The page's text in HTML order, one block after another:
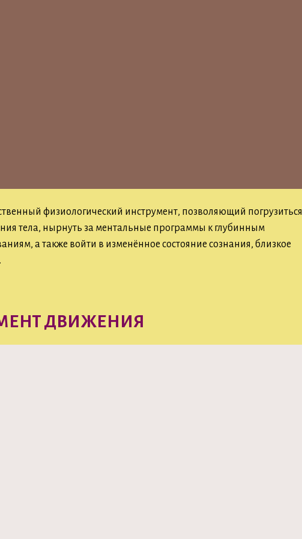
физиологический инструмент, позволяющий погрузиться
тела, нырнуть за ментальные программы к глубинным
а также войти в изменённое состояние сознания, близкое
ДВИЖЕНИЯ